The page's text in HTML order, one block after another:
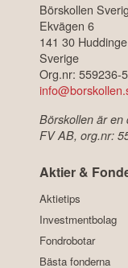
Börskollen
Ekvägen 6
141 30 Huddinge
Sverige
Org.nr: 559236-
Börskollen är en
FV AB, org.nr:
Aktier &
Aktietips
Investmentbolag
Fondrobotar
Bästa fonderna